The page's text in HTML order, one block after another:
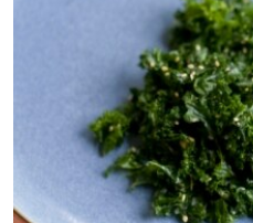
วิทยาศาสตร์
สังคมและสุขภาพ
ไลฟ์สไตล์
ตรวจสอบข่าว